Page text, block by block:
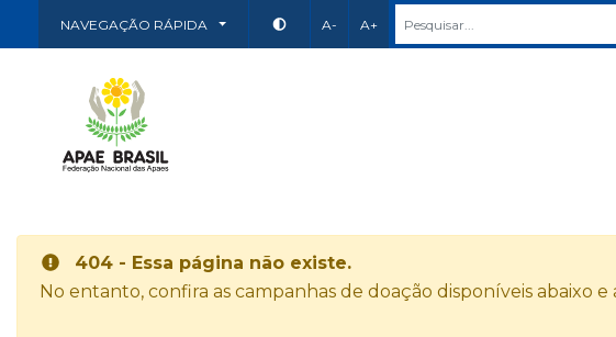
NAVEGAÇÃO RÁPIDA A- A+
404 - Essa página não existe.
No entanto, confira as campanhas de doação disponíveis abaixo e